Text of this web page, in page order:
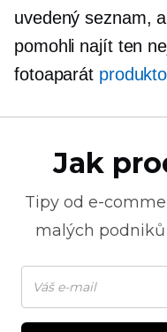
uvedený seznam,
pomohli najít ten
fotoaparát
Jak
Tipy od e-
malých